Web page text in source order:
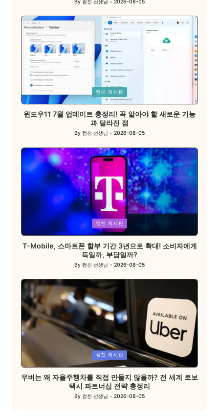
Posted
by
By 컴친 선생님 2026-08-05
Posted
in
컴친 게시판
윈도우11 7월 업데이트 총정리! 꼭 알아야 할 새로운 기능
과 달라진 점
Posted
By 컴친 선생님 2026-08-05
컴친 게시판
T-Mobile, 스마트폰 할부 기간 3년으로 확대! 소비자에게
득일까, 부담일까?
Posted
By 컴친 선생님 2026-08-05
in
컴친 게시판
우버는 왜 자율주행차를 직접 만들지 않을까? 전 세계 로보
택시 파트너십 전략 총정리
Posted
by
By 컴친 선생님 2026-08-05